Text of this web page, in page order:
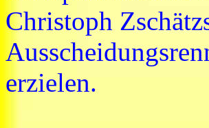
Christoph
erzielen.